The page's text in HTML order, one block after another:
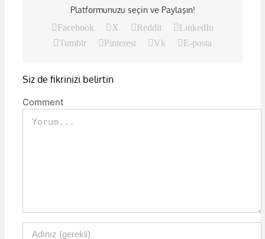
Platformunuzu seçin ve Paylaşın!
Facebook
X Reddit
LinkedIn
Tumblr
Pinterest Vk E-posta
Siz de fikrinizi belirtin
Comment